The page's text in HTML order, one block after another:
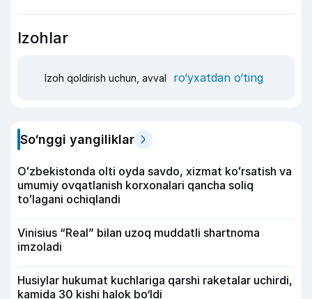
Izohlar
Izoh qoldirish uchun, avval ro‘yxatdan o‘ting
So‘nggi yangiliklar
Oʻzbekistonda olti oyda savdo, xizmat koʻrsatish va
umumiy ovqatlanish korxonalari qancha soliq
toʻlagani ochiqlandi
Vinisius “Real” bilan uzoq muddatli shartnoma
imzoladi
Husiylar hukumat kuchlariga qarshi raketalar uchirdi,
kamida 30 kishi halok bo‘ldi